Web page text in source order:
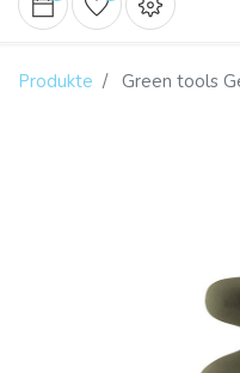
Produkte Green tools